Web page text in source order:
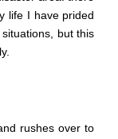
life I have prided
but this
rushes over to